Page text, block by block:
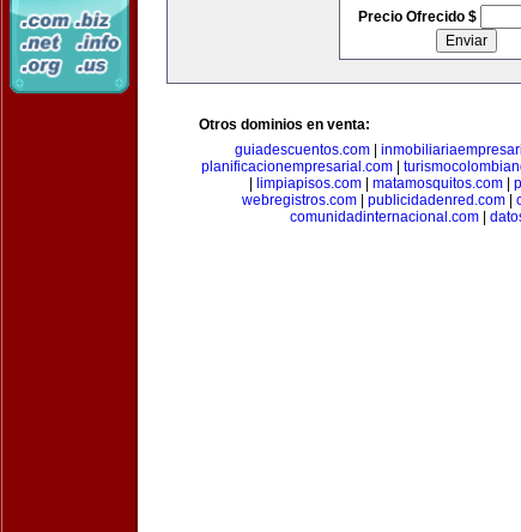
Precio Ofrecido $
Otros dominios en venta:
guiadescuentos.com
planificacionempresarial.com
limpiapisos.com| matamosquitos.com|
webregistros.com| publicidadenred.com|
comunidadinternacional.com|